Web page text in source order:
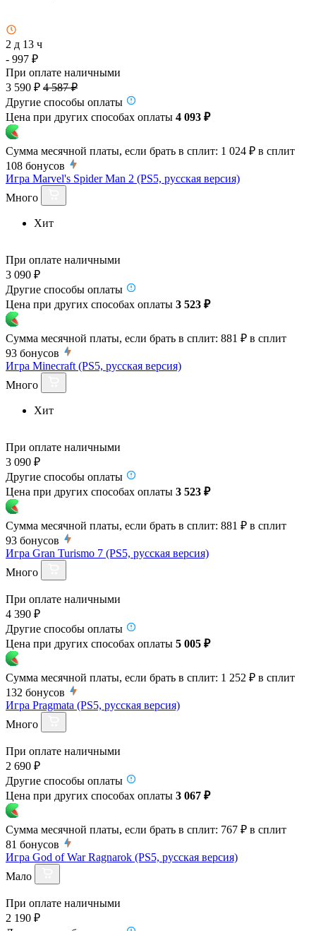
2 д 13 ч
- 997 ₽
При оплате наличными
3 590 ₽ 4 587 ₽
Другие способы оплаты
Цена при других способах оплаты 4 093 ₽
Сумма месячной платы, если брать в сплит: 1 024 ₽ в сплит
108 бонусов
Игра Marvel's Spider Man 2 (PS5, русская версия)
Много
Хит
При оплате наличными
3 090 ₽
Другие способы оплаты
Цена при других способах оплаты 3 523 ₽
Сумма месячной платы, если брать в сплит: 881 ₽ в сплит
93 бонусов
Игра Minecraft (PS5, русская версия)
Много
Хит
При оплате наличными
3 090 ₽
Другие способы оплаты
Цена при других способах оплаты 3 523 ₽
Сумма месячной платы, если брать в сплит: 881 ₽ в сплит
93 бонусов
Игра Gran Turismo 7 (PS5, русская версия)
Много
При оплате наличными
4 390 ₽
Другие способы оплаты
Цена при других способах оплаты 5 005 ₽
Сумма месячной платы, если брать в сплит: 1 252 ₽ в сплит
132 бонусов
Игра Pragmata (PS5, русская версия)
Много
При оплате наличными
2 690 ₽
Другие способы оплаты
Цена при других способах оплаты 3 067 ₽
Сумма месячной платы, если брать в сплит: 767 ₽ в сплит
81 бонусов
Игра God of War Ragnarok (PS5, русская версия)
Мало
При оплате наличными
2 190 ₽